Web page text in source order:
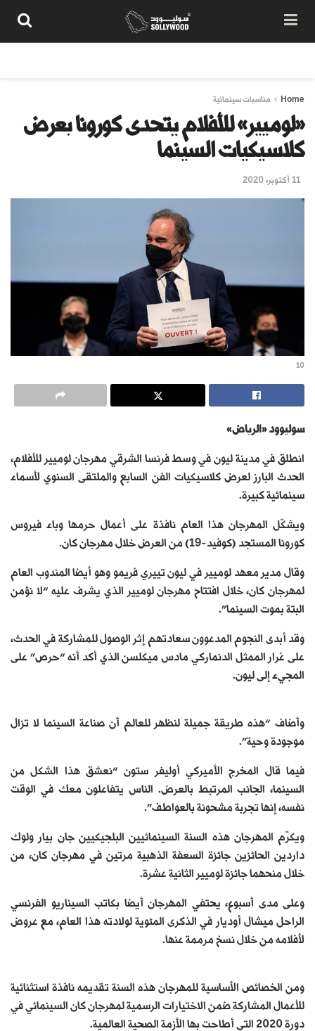
Home مناسبات سينمائية
«لوميير» للأفلام يتحدى كورونا بعرض
كلاسيكيات السينما
11 أكتوبر، 2020
10
سوليوود «الرياض»
انطلق في مدينة ليون في وسط فرنسا الشرقي مهرجان لوميير للأفلام،
الحدث البارز لعرض كلاسيكيات الفن السابع والملتقى السنوي لأسماء
سينمائية كبيرة.
ويشكّل المهرجان هذا العام نافذة على أعمال حرمها وباء فيروس
كورونا المستجد (كوفيد-19) من العرض خلال مهرجان كان.
وقال مدير معهد لوميير في ليون تييري فريمو وهو أيضا المندوب العام
لمهرجان كان، خلال افتتاح مهرجان لوميير الذي يشرف عليه “لا نؤمن
البتة بموت السينما”.
وقد أبدى النجوم المدعوون سعادتهم إثر الوصول للمشاركة في الحدث،
على غرار الممثل الدنماركي مادس ميكلسن الذي أكد أنه “حرص” على
المجيء إلى ليون.
وأضاف “هذه طريقة جميلة لنظهر للعالم أن صناعة السينما لا تزال
موجودة وحية”.
فيما قال المخرج الأميركي أوليفر ستون “نعشق هذا الشكل من
السينما، الجانب المرتبط بالعرض. الناس يتفاعلون معك في الوقت
نفسه، إنها تجربة مشحونة بالعواطف”.
ويكرّم المهرجان هذه السنة السينمائيين البلجيكيين جان بيار ولوك
داردين الحائزين جائزة السعفة الذهبية مرتين في مهرجان كان، من
خلال منحهما جائزة لوميير الثانية عشرة.
وعلى مدى أسبوع، يحتفي المهرجان أيضا بكاتب السيناريو الفرنسي
الراحل ميشال أوديار في الذكرى المئوية لولادته هذا العام، مع عروض
لأفلامه من خلال نسخ مرممة عنها.
ومن الخصائص الأساسية للمهرجان هذه السنة تقديمه نافذة استثنائية
للأعمال المشاركة ضمن الاختيارات الرسمية لمهرجان كان السينمائي في
دورة 2020 التي أطاحت بها الأزمة الصحية العالمية.